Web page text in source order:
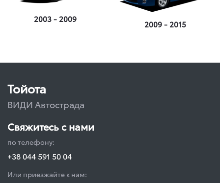
2003 - 2009
2009 - 2015
Тойота
ВИДИ Автострада
Свяжитесь с нами
по телефону:
+38 044 591 50 04
Или приезжайте к нам: